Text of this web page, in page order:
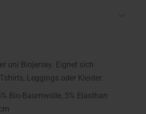
uni Biojersey. Eignet sich
Leggings oder Kleider.
Bio-Baumwolle, 5% Elasthan